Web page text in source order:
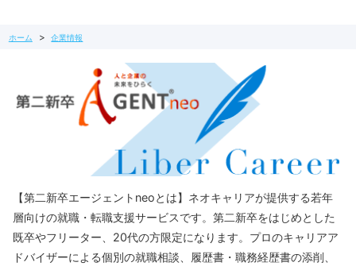
ホーム 企業情報
【第二新卒エージェントneoとは】ネオキャリアが提供する若年
層向けの就職・転職支援サービスです。第二新卒をはじめとした
既卒やフリーター、20代の方限定になります。プロのキャリアア
ドバイザーによる個別の就職相談、履歴書・職務経歴書の添削、